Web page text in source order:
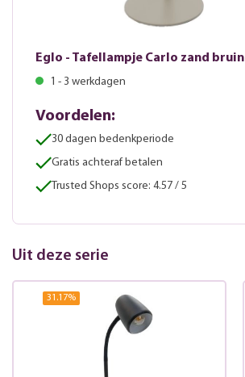
Eglo - Tafellampje Carlo zand bruin
1 - 3 werkdagen
Voordelen:
30 dagen bedenkperiode
Gratis achteraf betalen
Trusted Shops score: 4.57 / 5
Uit deze serie
31.17%